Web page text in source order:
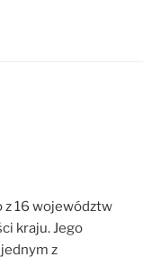
16 województw
kraju. Jego
z